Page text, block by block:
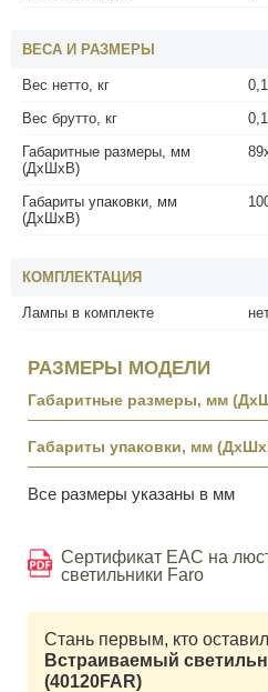
ВЕСА И РАЗМЕРЫ
Вес нетто, кг
Вес брутто, кг
Габаритные размеры, мм
(ДхШхВ)
Габариты упаковки, мм
(ДхШхВ)
КОМПЛЕКТАЦИЯ
Лампы в комплекте
РАЗМЕРЫ МОДЕЛИ
Габаритные размеры, мм
Габариты упаковки, мм
Все размеры указаны в мм
Сертификат EAC на
светильники Faro
Стань первым, кто
Встраиваемый
(40120FAR)